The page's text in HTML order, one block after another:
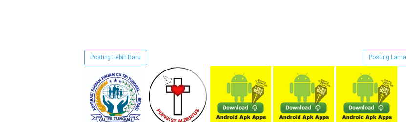
Posting Lebih Baru Posting Lama